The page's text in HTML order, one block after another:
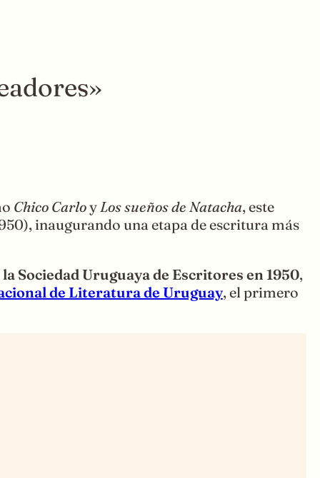
Chico Carloy Los sueños de Natacha, este
inaugurando una etapa de escritura más
Sociedad Uruguaya de Escritores en 1950,
de Literatura de Uruguay, el primero